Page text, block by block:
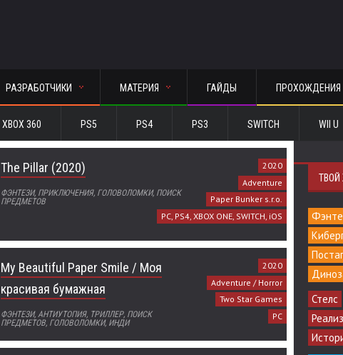
РАЗРАБОТЧИКИ МАТЕРИЯ ГАЙДЫ ПРОХОЖДЕНИЯ
XBOX 360 PS5 PS4 PS3 SWITCH WII U
The Pillar (2020)
ФЭНТЕЗИ, ПРИКЛЮЧЕНИЯ, ГОЛОВОЛОМКИ, ПОИСК
ПРЕДМЕТОВ
2020
Adventure
Paper Bunker s.r.o.
PC, PS4, XBOX ONE, SWITCH, iOS
My Beautiful Paper Smile / Моя
красивая бумажная
ФЭНТЕЗИ, АНТИУТОПИЯ, ТРИЛЛЕР, ПОИСК
ПРЕДМЕТОВ, ГОЛОВОЛОМКИ, ИНДИ
2020
Adventure / Horror
Two Star Games
PC
ТВОЙ
Стелс